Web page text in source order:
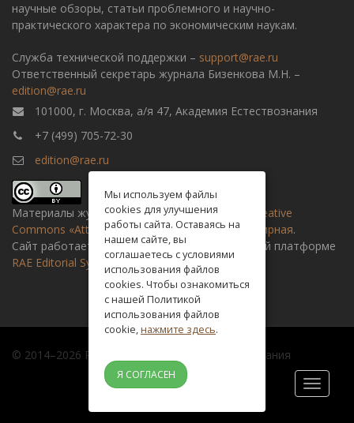
научные обзоры, статьи проблемного и научно-
практического характера по экономическим наукам.
Служба технической поддержки – support@rae.ru
Ответственный секретарь журнала Бизенкова М.Н. –
edition@rae.ru
101000, г. Москва, а/я 47, Академия Естествознания
+7 (499) 705-72-30
edition@rae.ru
Материалы журнала доступны полицензии Creative
Commons «Attribution» («Атрибуция») 4.0 Всемирная.
Сайт работает на универсальной издательской платформе
RAE Editorial System
© 2014–2026 Российская академия естествознания
Toggle
Мы используем файлы
cookies для улучшения
работы сайта. Оставаясь на
нашем сайте, вы
соглашаетесь с условиями
использования файлов
cookies. Чтобы ознакомиться
с нашей Политикой
использования файлов
cookie,нажмите здесь.
Я СОГЛАСЕН